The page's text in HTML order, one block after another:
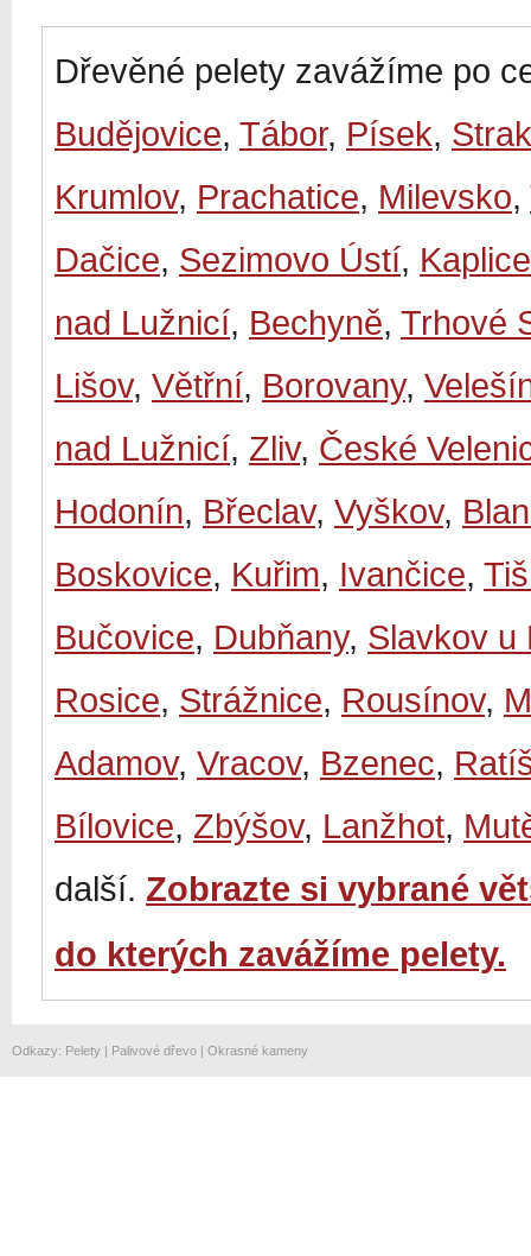
Dřevěné pelety zavážíme po
Budějovice, Tábor, Písek,
Krumlov, Prachatice, Milevsko,
Dačice, Sezimovo Ústí, Kaplice
nad Lužnicí, Bechyně, Trhové
Lišov, Větřní, Borovany,
nad Lužnicí, Zliv, České
Hodonín, Břeclav, Vyškov,
Boskovice, Kuřim, Ivančice,
Bučovice, Dubňany, Slavkov u
Rosice, Strážnice, Rousínov,
Adamov, Vracov, Bzenec,
Bílovice, Zbýšov, Lanžhot,
další. Zobrazte si vybrané
do kterých zavážíme pelety.
Odkazy: Pelety | Palivové dřevo | Okrasné kameny